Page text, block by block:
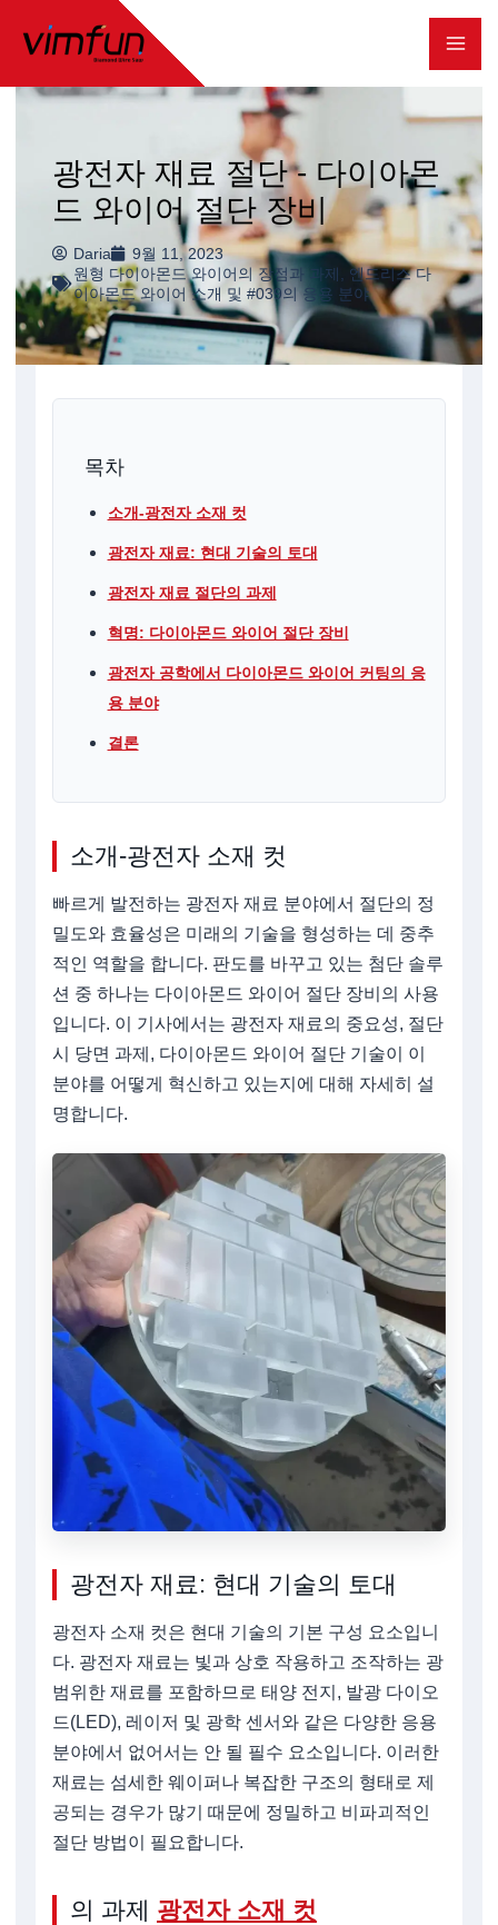
츠
기
광전자 재료 절단 - 다이아몬
드 와이어 절단 장비
Daria
9월 11, 2023
원형 다이아몬드 와이어의 장점과 과제 , 엔드리스 다
이아몬드 와이어 소개 및 #039의 응용 분야
목차
소개-광전자 소재 컷
광전자 재료: 현대 기술의 토대
광전자 재료 절단의 과제
혁명: 다이아몬드 와이어 절단 장비
광전자 공학에서 다이아몬드 와이어 커팅의 응
용 분야
결론
소개-광전자 소재 컷
빠르게 발전하는 광전자 재료 분야에서 절단의 정
밀도와 효율성은 미래의 기술을 형성하는 데 중추
적인 역할을 합니다. 판도를 바꾸고 있는 첨단 솔루
션 중 하나는 다이아몬드 와이어 절단 장비의 사용
입니다. 이 기사에서는 광전자 재료의 중요성, 절단
시 당면 과제, 다이아몬드 와이어 절단 기술이 이
분야를 어떻게 혁신하고 있는지에 대해 자세히 설
명합니다.
광전자 재료: 현대 기술의 토대
광전자 소재 컷은 현대 기술의 기본 구성 요소입니
다. 광전자 재료는 빛과 상호 작용하고 조작하는 광
범위한 재료를 포함하므로 태양 전지, 발광 다이오
드(LED), 레이저 및 광학 센서와 같은 다양한 응용
분야에서 없어서는 안 될 필수 요소입니다. 이러한
재료는 섬세한 웨이퍼나 복잡한 구조의 형태로 제
공되는 경우가 많기 때문에 정밀하고 비파괴적인
절단 방법이 필요합니다.
의 과제 광전자 소재 컷